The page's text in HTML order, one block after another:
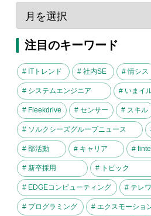
注目のキーワード
# ITトレンド # 社内SE # 情シス
# システムエンジニア # いまイ
# Fleekdrive # センサー # スキル
# ソルクシーズグループニュース
# 部活動 # キャリア #
# 新卒採用 # トピック
# EDGEコンピューティング # テレ
# プログラミング # エクスモーショ